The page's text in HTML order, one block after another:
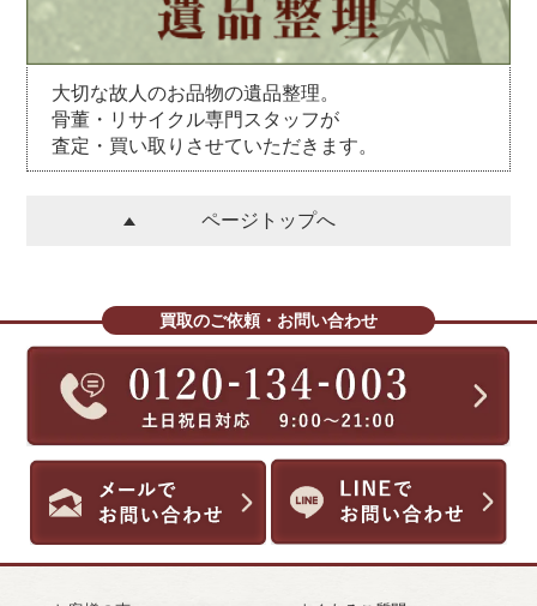
大切な故人のお品物の遺品整理。
骨董・リサイクル専門スタッフが
査定・買い取りさせていただきます。
ページトップへ
買取のご依頼・お問い合わせ